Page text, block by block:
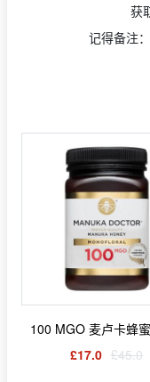
获
记得备注
100 MGO 麦卢卡蜂
£17.0 £45.0